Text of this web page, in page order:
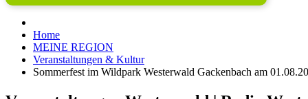
Home
MEINE REGION
Veranstaltungen & Kultur
Sommerfest im Wildpark Westerwald Gackenbach am